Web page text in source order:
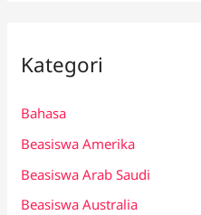
Kategori
Bahasa
Beasiswa Amerika
Beasiswa Arab Saudi
Beasiswa Australia